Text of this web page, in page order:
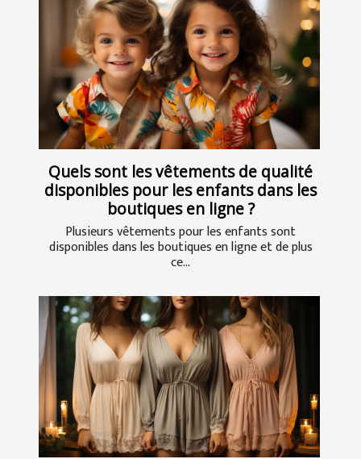
Quels sont les vêtements de qualité
disponibles pour les enfants dans les
boutiques en ligne ?
Plusieurs vêtements pour les enfants sont
disponibles dans les boutiques en ligne et de plus
ce...